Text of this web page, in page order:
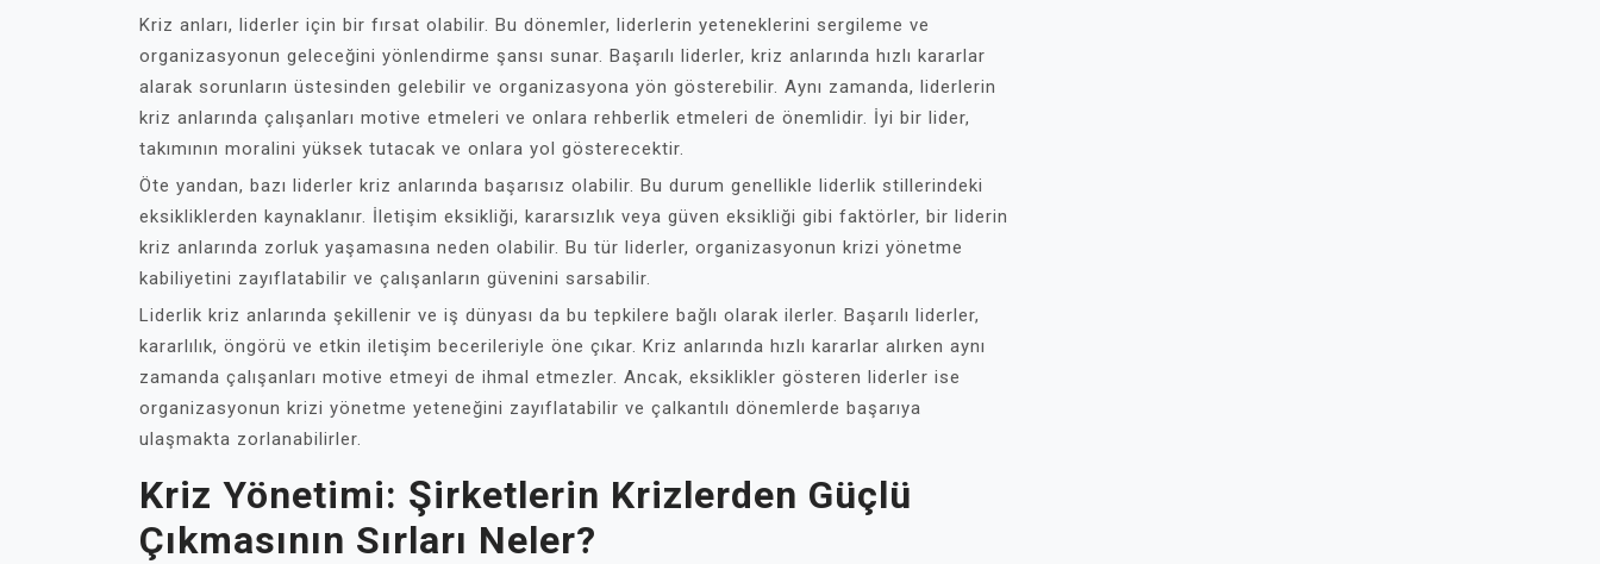
Kriz anları, liderler için bir fırsat olabilir. Bu dönemler, liderlerin yeteneklerini sergileme ve
organizasyonun geleceğini yönlendirme şansı sunar. Başarılı liderler, kriz anlarında hızlı kararlar
alarak sorunların üstesinden gelebilir ve organizasyona yön gösterebilir. Aynı zamanda, liderlerin
kriz anlarında çalışanları motive etmeleri ve onlara rehberlik etmeleri de önemlidir. İyi bir lider,
takımının moralini yüksek tutacak ve onlara yol gösterecektir.
Öte yandan, bazı liderler kriz anlarında başarısız olabilir. Bu durum genellikle liderlik stillerindeki
eksikliklerden kaynaklanır. İletişim eksikliği, kararsızlık veya güven eksikliği gibi faktörler, bir liderin
kriz anlarında zorluk yaşamasına neden olabilir. Bu tür liderler, organizasyonun krizi yönetme
kabiliyetini zayıflatabilir ve çalışanların güvenini sarsabilir.
Liderlik kriz anlarında şekillenir ve iş dünyası da bu tepkilere bağlı olarak ilerler. Başarılı liderler,
kararlılık, öngörü ve etkin iletişim becerileriyle öne çıkar. Kriz anlarında hızlı kararlar alırken aynı
zamanda çalışanları motive etmeyi de ihmal etmezler. Ancak, eksiklikler gösteren liderler ise
organizasyonun krizi yönetme yeteneğini zayıflatabilir ve çalkantılı dönemlerde başarıya
ulaşmakta zorlanabilirler.
Kriz Yönetimi: Şirketlerin Krizlerden Güçlü
Çıkmasının Sırları Neler?